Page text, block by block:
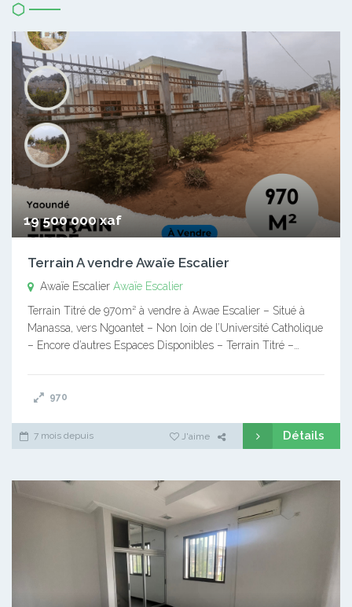
19 500 000 xaf
Terrain A vendre Awaïe Escalier
Awaïe Escalier Awaïe Escalier
Terrain Titré de 970m² à vendre à Awae Escalier – Situé à
Manassa, vers Ngoantet – Non loin de l’Université Catholique
– Encore d’autres Espaces Disponibles – Terrain Titré –…
970
7 mois depuis J'aime Détails